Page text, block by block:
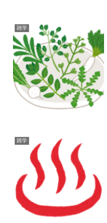
雑学
雑学